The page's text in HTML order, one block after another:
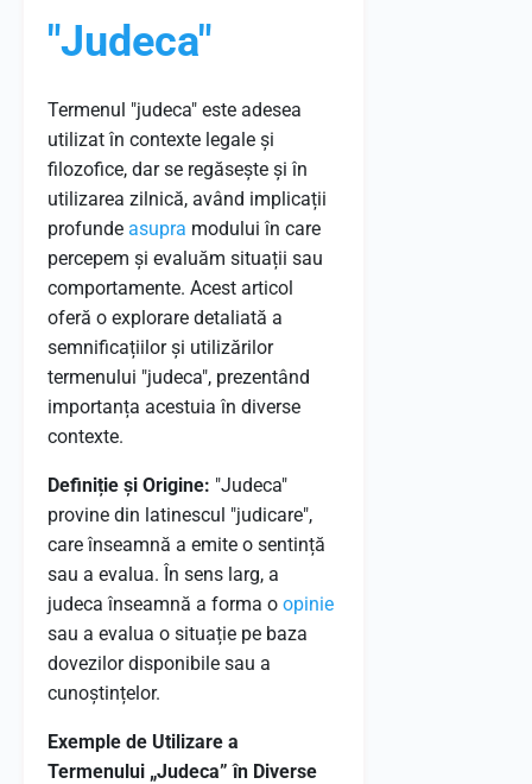
"Judeca"
Termenul "judeca" este adesea
utilizat în contexte legale și
filozofice, dar se regăsește și în
utilizarea zilnică, având implicații
profunde asupra modului în care
percepem și evaluăm situații sau
comportamente. Acest articol
oferă o explorare detaliată a
semnificațiilor și utilizărilor
termenului "judeca", prezentând
importanța acestuia în diverse
contexte.
Definiție și Origine: "Judeca"
provine din latinescul "judicare",
care înseamnă a emite o sentință
sau a evalua. În sens larg, a
judeca înseamnă a forma o opinie
sau a evalua o situație pe baza
dovezilor disponibile sau a
cunoștințelor.
Exemple de Utilizare a
Termenului „Judeca” în Diverse